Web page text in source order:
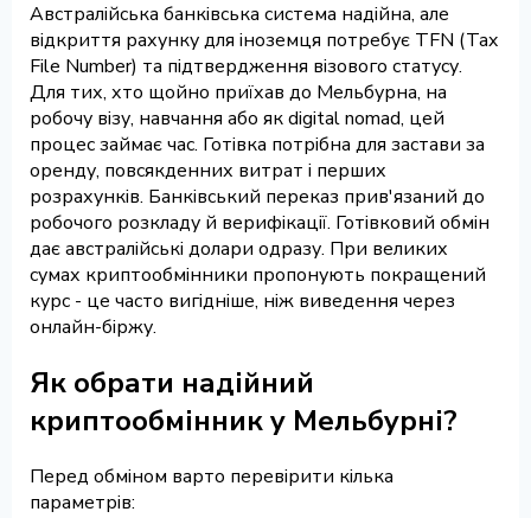
Австралійська банківська система надійна, але
відкриття рахунку для іноземця потребує TFN (Tax
File Number) та підтвердження візового статусу.
Для тих, хто щойно приїхав до Мельбурна, на
робочу візу, навчання або як digital nomad, цей
процес займає час. Готівка потрібна для застави за
оренду, повсякденних витрат і перших
розрахунків. Банківський переказ прив'язаний до
робочого розкладу й верифікації. Готівковий обмін
дає австралійські долари одразу. При великих
сумах криптообмінники пропонують покращений
курс - це часто вигідніше, ніж виведення через
онлайн-біржу.
Як обрати надійний
криптообмінник у Мельбурні?
Перед обміном варто перевірити кілька
параметрів: